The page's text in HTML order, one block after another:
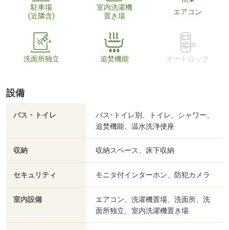
駐車場
(近隣含)
室内洗濯機
置き場
エアコン
洗面所独立 追焚機能 オートロック
設備
バス・トイレ
バス･トイレ別、トイレ、シャワー、
追焚機能、温水洗浄便座
収納 収納スペース、床下収納
セキュリティ モニタ付インターホン、防犯カメラ
室内設備
エアコン、洗濯機置場、洗面所、洗
面所独立、室内洗濯機置き場